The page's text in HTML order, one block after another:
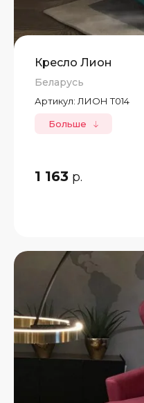
Кресло Лион
Беларусь
Артикул: ЛИОН Т014
Больше
1 163 р.